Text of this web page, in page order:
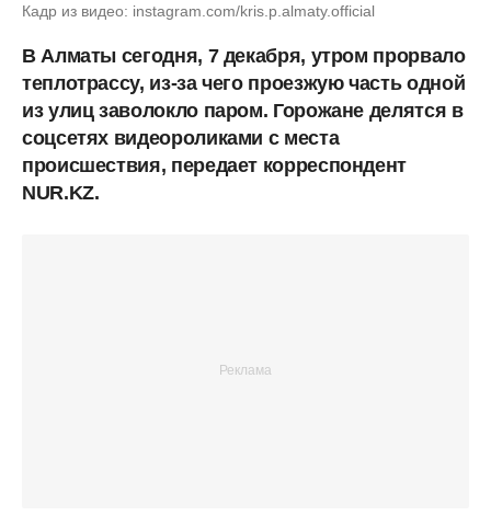
Кадр из видео: instagram.com/kris.p.almaty.official
В Алматы сегодня, 7 декабря, утром прорвало
теплотрассу, из-за чего проезжую часть одной
из улиц заволокло паром. Горожане делятся в
соцсетях видеороликами с места
происшествия, передает корреспондент
NUR.KZ.